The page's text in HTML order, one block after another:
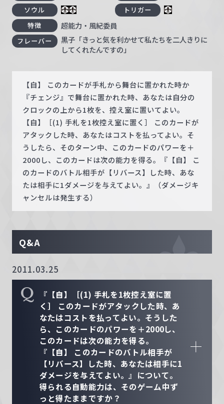
ソウル
トリガー
特徴
超能力・風紀委員
フレーバー
黒子「きっと気を利かせて私たちを二人きりに
してくれたんですの」
【自】 このカードが手札から舞台に置かれた時か
『チェンジ』で舞台に置かれた時、あなたは自分の
クロックの上から1枚を、控え室に置いてよい。
【自】［(1) 手札を1枚控え室に置く］ このカードが
アタックした時、あなたはコストを払ってよい。そ
うしたら、そのターン中、このカードのパワーを＋
2000し、このカードは次の能力を得る。『【自】 こ
のカードのバトル相手が【リバース】した時、あな
たは相手に1ダメージを与えてよい。』（ダメージキ
ャンセルは発生する）
Q&A
2011.03.25
Q
『【自】［(1) 手札を1枚控え室に置
く］ このカードがアタックした時、あ
なたはコストを払ってよい。そうした
ら、このカードのパワーを＋2000し、
このカードは次の能力を得る。
『【自】 このカードのバトル相手が
【リバース】した時、あなたは相手に1
ダメージを与えてよい。』について。
得られる自動能力は、そのゲーム中ず
っと得たままですか？